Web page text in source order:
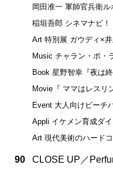
岡田准一 軍師官兵衛ル
稲垣吾郎 シネマナビ！
Art 特別展 ガウディ×
Music チャラン・ポ・
Book 星野智幸『夜は終
Movie『 ママはレスリ
Event 大人向けビーチ
Appli イケメン育成ダ
Art 現代美術のハード
90 CLOSE UP／